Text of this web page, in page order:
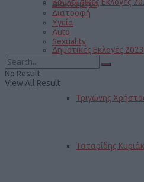
Δημοτικές Εκλογές 2023
Τριγώνης
Ταταρίδης
Διακόσμηση
Διατροφή
Υγεία
Auto
Sexuality
No Result
View All Result